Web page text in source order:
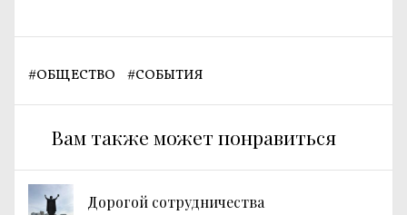
#ОБЩЕСТВО #СОБЫТИЯ
Вам также может понравиться
Дорогой сотрудничества